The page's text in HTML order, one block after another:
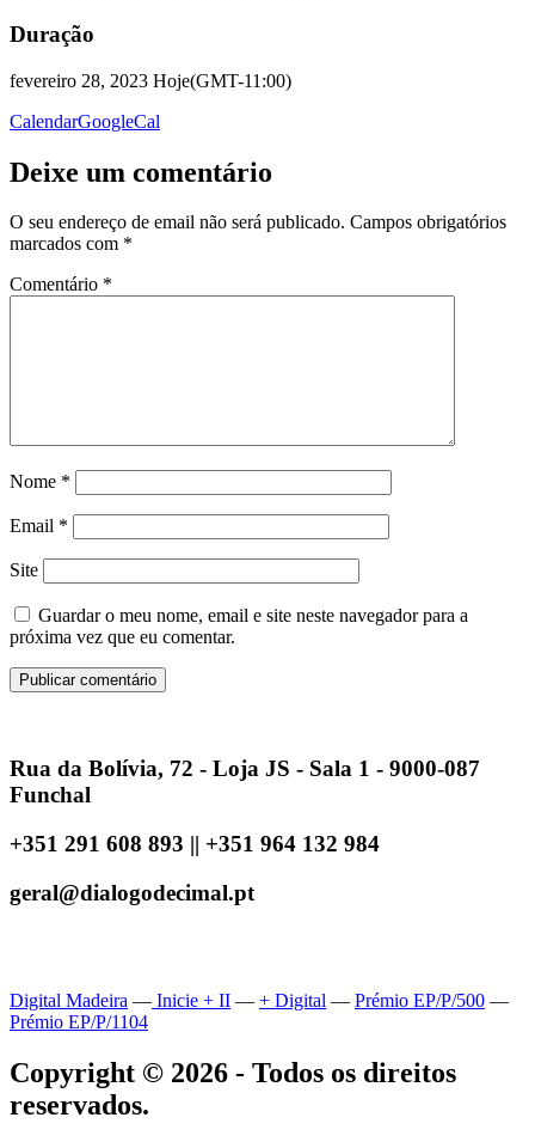
Duração
fevereiro 28, 2023 Hoje(GMT-11:00)
CalendarGoogleCal
Deixe um comentário
O seu endereço de email não será publicado. Campos obrigatórios
marcados com *
Comentário *
Nome *
Email *
Site
Guardar o meu nome, email e site neste navegador para a
próxima vez que eu comentar.
Rua da Bolívia, 72 - Loja JS - Sala 1 - 9000-087
Funchal
+351 291 608 893 || +351 964 132 984
geral@dialogodecimal.pt
Digital Madeira — Inicie + II — + Digital — Prémio EP/P/500 —
Prémio EP/P/1104
Copyright © 2026 - Todos os direitos
reservados.